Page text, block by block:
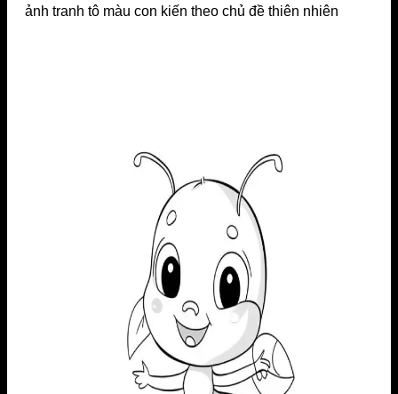
ảnh tranh tô màu con kiến theo chủ đề thiên nhiên